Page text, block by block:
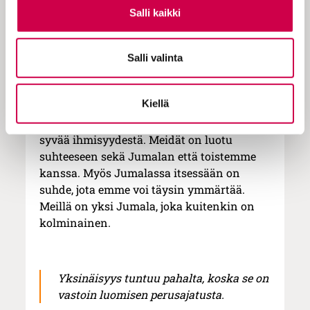
Salli kaikki
Salli valinta
Kiellä
kuulluksi eikä ymmärretyksi. Ihminen voi
olla perheen keskellä ja silti yksin. Hän voi
Luomiskertomuksen toteamus “ei ole hyvä
ihmisen olla yksinään” ei ole vain kuvaus
parisuhteen tarpeesta. Se kertoo jotakin
syvää ihmisyydestä. Meidät on luotu
suhteeseen sekä Jumalan että toistemme
kanssa. Myös Jumalassa itsessään on
suhde, jota emme voi täysin ymmärtää.
Meillä on yksi Jumala, joka kuitenkin on
kolminainen.
Yksinäisyys tuntuu pahalta, koska se on
vastoin luomisen perusajatusta.